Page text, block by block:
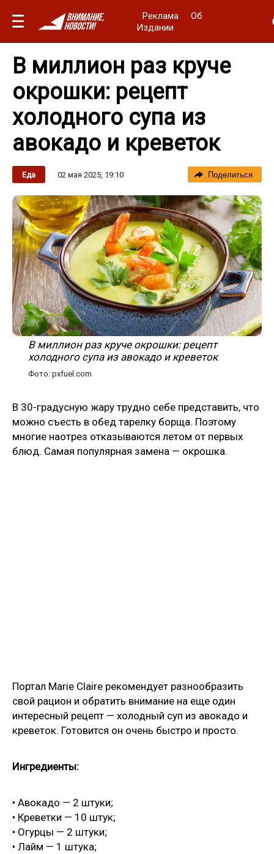
Реклама
Об
Издании
В миллион раз круче
окрошки: рецепт
холодного супа из
авокадо и креветок
Еда 02 мая 2025, 19:10 Поделиться
В миллион раз круче окрошки: рецепт
холодного супа из авокадо и креветок
Фото: pxfuel.com
В 30-градусную жару трудно себе представить, что
можно съесть в обед тарелку борща. Поэтому
многие наотрез отказываются летом от первых
блюд. Самая популярная замена — окрошка.
Портал Marie Claire рекомендует разнообразить
свой рацион и обратить внимание на еще один
интересный рецепт — холодный суп из авокадо и
креветок. Готовится он очень быстро и просто.
Ингредиенты:
• Авокадо — 2 штуки;
• Креветки — 10 штук;
• Огурцы — 2 штуки;
• Лайм — 1 штука;